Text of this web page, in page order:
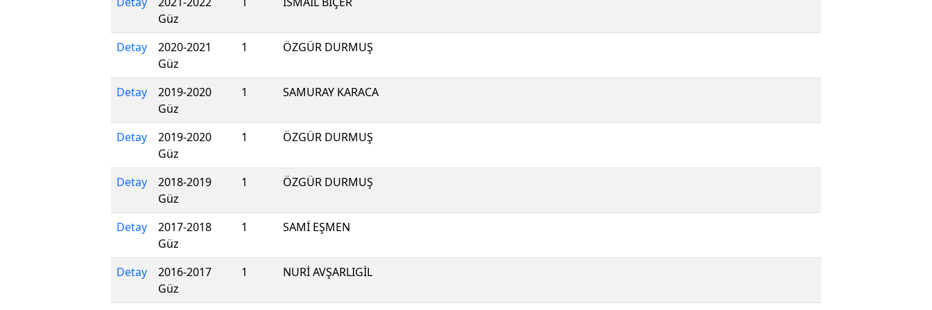
Güz
Detay
2020-2021
Güz
1 ÖZGÜR DURMUŞ
Detay
2019-2020
Güz
1 SAMURAY KARACA
Detay
2019-2020
Güz
1 ÖZGÜR DURMUŞ
Detay
2018-2019
Güz
1 ÖZGÜR DURMUŞ
Detay
2017-2018
Güz
1 SAMİ EŞMEN
Detay
2016-2017
Güz
1 NURİ AVŞARLIGİL